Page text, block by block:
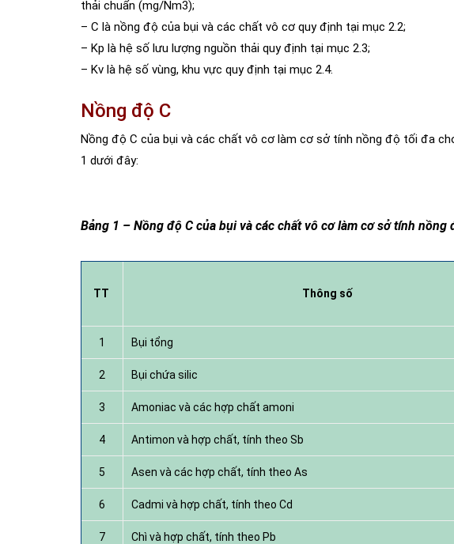
thải chuẩn (mg/Nm3);
– C là nồng độ của bụi và các chất vô cơ quy định tại mục 2.2;
– Kp là hệ số lưu lượng nguồn thải quy định tại mục 2.3;
– Kv là hệ số vùng, khu vực quy định tại mục 2.4.
Nồng độ C
Nồng độ C của bụi và các chất vô cơ làm cơ sở tính nồng độ tối đa
1 dưới đây:
Bảng 1 – Nồng độ C của bụi và các chất vô cơ làm cơ sở tính
TT Thông số
1 Bụi tổng
2 Bụi chứa silic
3 Amoniac và các hợp chất amoni
4 Antimon và hợp chất, tính theo Sb
5 Asen và các hợp chất, tính theo As
6 Cadmi và hợp chất, tính theo Cd
7 Chì và hợp chất, tính theo Pb